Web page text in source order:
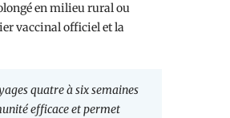
en milieu rural ou
vaccinal officiel et la
quatre à six semaines
efficace et permet